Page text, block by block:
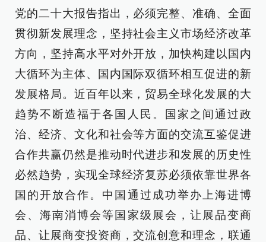
党的二十大报告指出，必须完整、准确、全面
贯彻新发展理念，坚持社会主义市场经济改革
方向，坚持高水平对外开放，加快构建以国内
大循环为主体、国内国际双循环相互促进的新
发展格局。近百年以来，贸易全球化发展的大
趋势不断造福于各国人民。国家之间通过政
治、经济、文化和社会等方面的交流互鉴促进
合作共赢仍然是推动时代进步和发展的历史性
必然趋势，实现全球经济复苏必须依靠世界各
国的开放合作。中国通过成功举办上海进博
会、海南消博会等国家级展会，让展品变商
品、让展商变投资商，交流创意和理念，联通